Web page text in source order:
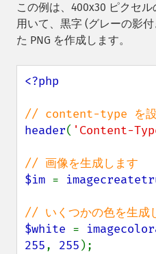
この例は、400x30 ピクセ
用いて、黒字 (グレーの影
た PNG を作成します。
<?php
header( 'Content-
$im =
$white =
255, 255